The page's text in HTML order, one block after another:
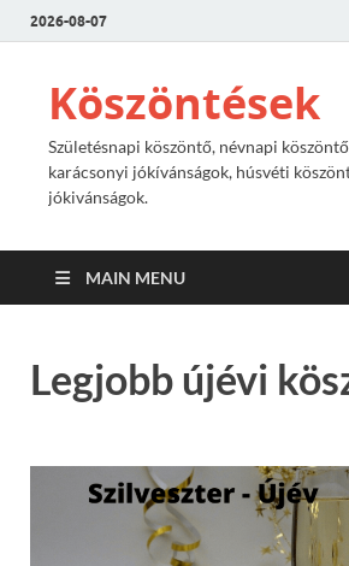
2026-08-07
Köszöntések
Születésnapi köszöntő, névnapi
karácsonyi jókívánságok, húsvéti
jókivánságok.
MAIN MENU
Legjobb újévi